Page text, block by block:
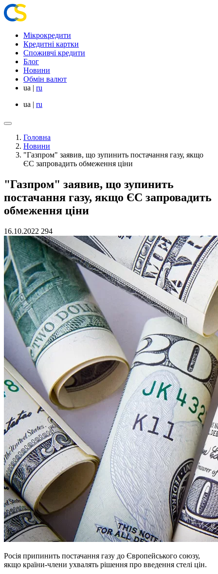
Мікрокредити
Кредитні картки
Споживчі кредити
Блог
Новини
Обмін валют
ua | ru
ua | ru
Головна
Новини
"Газпром" заявив, що зупинить постачання газу, якщо
ЄС запровадить обмеження ціни
"Газпром" заявив, що зупинить
постачання газу, якщо ЄС запровадить
обмеження ціни
16.10.2022 294
Росія припинить постачання газу до Європейського союзу,
якщо країни-члени ухвалять рішення про введення стелі цін.